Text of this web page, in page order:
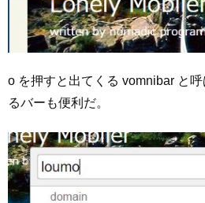
o を押すと出てくる vomnibar と
るバーも便利だ。